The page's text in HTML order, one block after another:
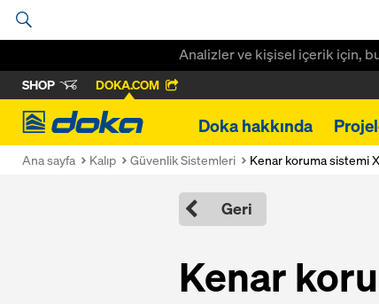
Analizler ve kişisel içerik için,
SHOP DOKA.COM
Doka
Doka hakkında
Ana sayfa Kalıp Güvenlik Sistemleri Kenar koruma sistemi
Geri
Kenar